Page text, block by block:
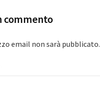
commento
email non sarà pubblicato.